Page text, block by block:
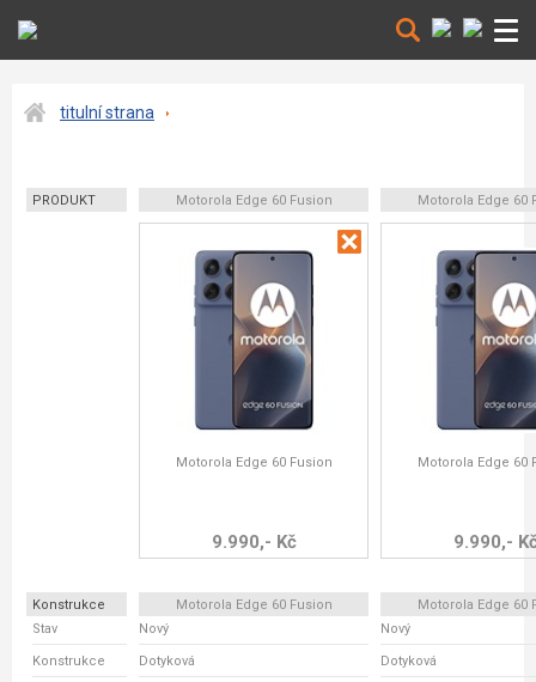
titulní strana
PRODUKT Motorola Edge 60 Fusion Motorola Edge 60
Motorola Edge 60 Fusion
9.990,- Kč
Motorola Edge 60
9.990,-
Konstrukce Motorola Edge 60 Fusion
Motorola Edge 60
Stav
Nový Nový
Konstrukce Dotyková Dotyková